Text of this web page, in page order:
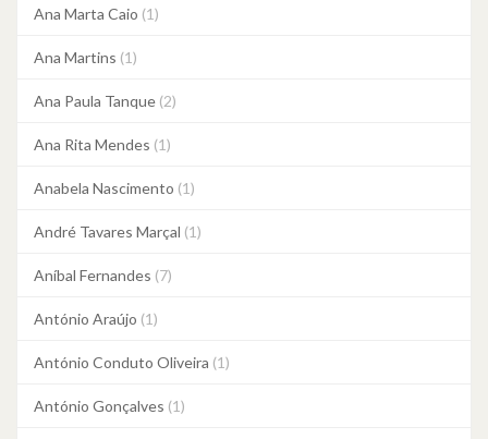
Ana Marta Caio (1)
Ana Martins (1)
Ana Paula Tanque (2)
Ana Rita Mendes (1)
Anabela Nascimento (1)
André Tavares Marçal (1)
Aníbal Fernandes (7)
António Araújo (1)
António Conduto Oliveira (1)
António Gonçalves (1)